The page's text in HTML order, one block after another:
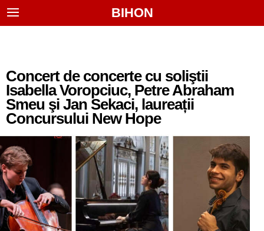
BIHON
Concert de concerte cu soliştii
Isabella Voropciuc, Petre Abraham
Smeu şi Jan Sekaci, laureații
Concursului New Hope